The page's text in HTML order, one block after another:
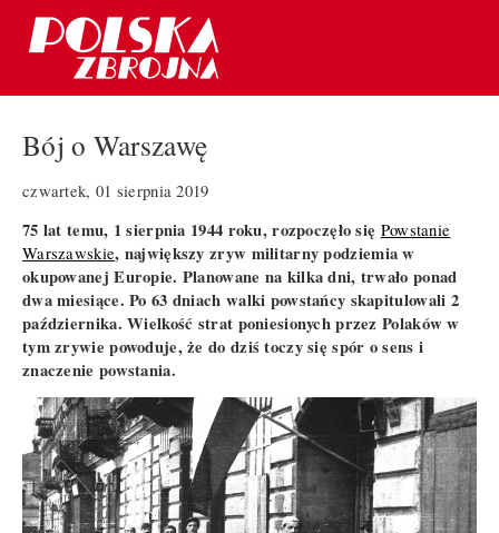
Bój o Warszawę
czwartek, 01 sierpnia 2019
75 lat temu, 1 sierpnia 1944 roku, rozpoczęło się Powstanie
Warszawskie, największy zryw militarny podziemia w
okupowanej Europie. Planowane na kilka dni, trwało ponad
dwa miesiące. Po 63 dniach walki powstańcy skapitulowali 2
października. Wielkość strat poniesionych przez Polaków w
tym zrywie powoduje, że do dziś toczy się spór o sens i
znaczenie powstania.